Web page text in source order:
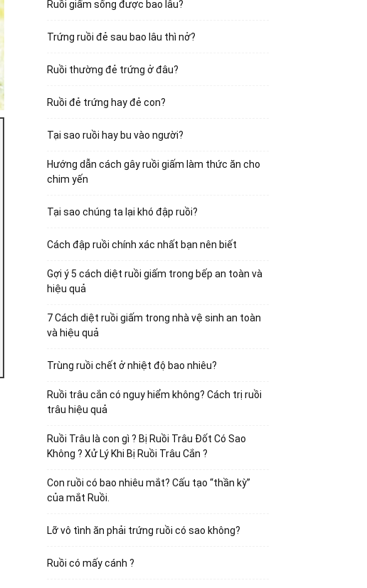
Ruồi giấm sống được bao lâu?
Trứng ruồi đẻ sau bao lâu thì nở?
Ruồi thường đẻ trứng ở đâu?
Ruồi đẻ trứng hay đẻ con?
Tại sao ruồi hay bu vào người?
Hướng dẫn cách gây ruồi giấm làm thức ăn cho
chim yến
Tại sao chúng ta lại khó đập ruồi?
Cách đập ruồi chính xác nhất bạn nên biết
Gợi ý 5 cách diệt ruồi giấm trong bếp an toàn và
hiệu quả
7 Cách diệt ruồi giấm trong nhà vệ sinh an toàn
và hiệu quả
Trùng ruồi chết ở nhiệt độ bao nhiêu?
Ruồi trâu cắn có nguy hiểm không? Cách trị ruồi
trâu hiệu quả
Ruồi Trâu là con gì ? Bị Ruồi Trâu Đốt Có Sao
Không ? Xử Lý Khi Bị Ruồi Trâu Cắn ?
Con ruồi có bao nhiêu mắt? Cấu tạo “thần kỳ”
của mắt Ruồi.
Lỡ vô tình ăn phải trứng ruồi có sao không?
Ruồi có mấy cánh ?